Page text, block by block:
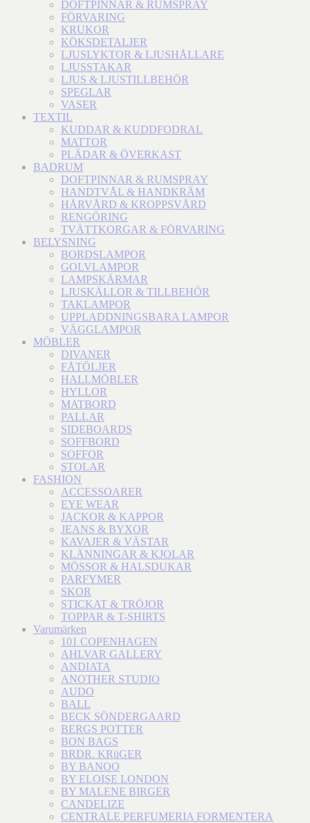
DOFTPINNAR & RUMSPRAY
FÖRVARING
KRUKOR
KÖKSDETALJER
LJUSLYKTOR & LJUSHÅLLARE
LJUSSTAKAR
LJUS & LJUSTILLBEHÖR
SPEGLAR
VASER
TEXTIL
KUDDAR & KUDDFODRAL
MATTOR
PLÄDAR & ÖVERKAST
BADRUM
DOFTPINNAR & RUMSPRAY
HANDTVÅL & HANDKRÄM
HÅRVÅRD & KROPPSVÅRD
RENGÖRING
TVÄTTKORGAR & FÖRVARING
BELYSNING
BORDSLAMPOR
GOLVLAMPOR
LAMPSKÄRMAR
LJUSKÄLLOR & TILLBEHÖR
TAKLAMPOR
UPPLADDNINGSBARA LAMPOR
VÄGGLAMPOR
MÖBLER
DIVANER
FÅTÖLJER
HALLMÖBLER
HYLLOR
MATBORD
PALLAR
SIDEBOARDS
SOFFBORD
SOFFOR
STOLAR
FASHION
ACCESSOARER
EYE WEAR
JACKOR & KAPPOR
JEANS & BYXOR
KAVAJER & VÄSTAR
KLÄNNINGAR & KJOLAR
MÖSSOR & HALSDUKAR
PARFYMER
SKOR
STICKAT & TRÖJOR
TOPPAR & T-SHIRTS
Varumärken
101 COPENHAGEN
AHLVAR GALLERY
ANDIATA
ANOTHER STUDIO
AUDO
BALL
BECK SÖNDERGAARD
BERGS POTTER
BON BAGS
BRDR. KRüGER
BY BANOO
BY ELOISE LONDON
BY MALENE BIRGER
CANDELIZE
CENTRALE PERFUMERIA FORMENTERA